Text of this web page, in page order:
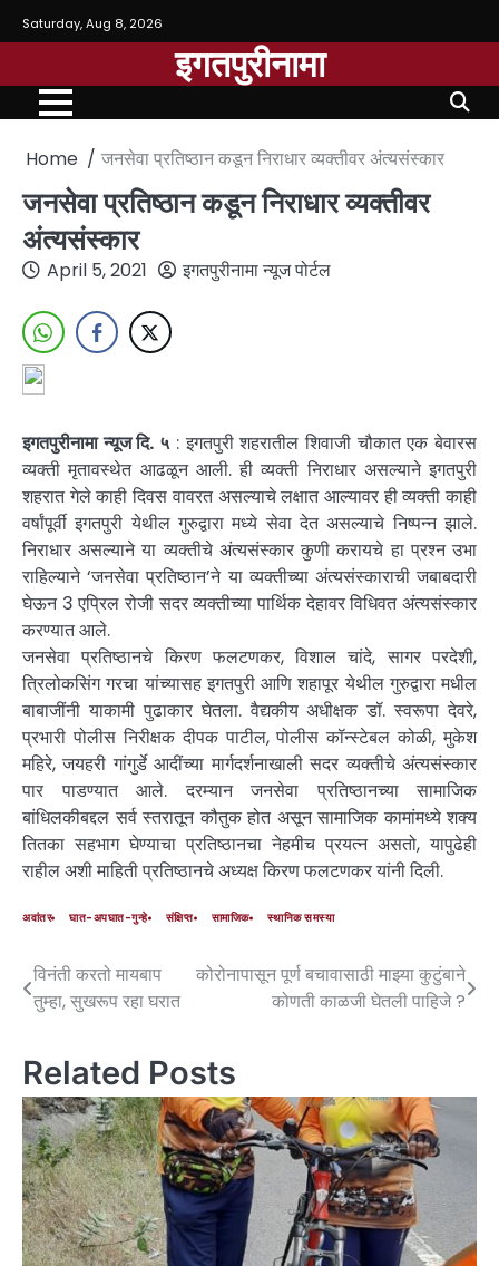
Saturday, Aug 8, 2026
इगतपुरीनामा
Home जनसेवा प्रतिष्ठान कडून निराधार व्यक्तीवर अंत्यसंस्कार
जनसेवा प्रतिष्ठान कडून निराधार व्यक्तीवर
अंत्यसंस्कार
April 5, 2021 इगतपुरीनामा न्यूज पोर्टल
इगतपुरीनामा न्यूज दि. ५: इगतपुरी शहरातील शिवाजी चौकात एक बेवारस
व्यक्ती मृतावस्थेत आढळून आली. ही व्यक्ती निराधार असल्याने इगतपुरी
शहरात गेले काही दिवस वावरत असल्याचे लक्षात आल्यावर ही व्यक्ती काही
वर्षांपूर्वी इगतपुरी येथील गुरुद्वारा मध्ये सेवा देत असल्याचे निष्पन्न झाले.
निराधार असल्याने या व्यक्तीचे अंत्यसंस्कार कुणी करायचे हा प्रश्न उभा
राहिल्याने ‘जनसेवा प्रतिष्ठान’ने या व्यक्तीच्या अंत्यसंस्काराची जबाबदारी
घेऊन 3 एप्रिल रोजी सदर व्यक्तीच्या पार्थिक देहावर विधिवत अंत्यसंस्कार
करण्यात आले.
जनसेवा प्रतिष्ठानचे किरण फलटणकर, विशाल चांदे, सागर परदेशी,
त्रिलोकसिंग गरचा यांच्यासह इगतपुरी आणि शहापूर येथील गुरुद्वारा मधील
बाबाजींनी याकामी पुढाकार घेतला. वैद्यकीय अधीक्षक डॉ. स्वरूपा देवरे,
प्रभारी पोलीस निरीक्षक दीपक पाटील, पोलीस कॉन्स्टेबल कोळी, मुकेश
महिरे, जयहरी गांगुर्डे आदींच्या मार्गदर्शनाखाली सदर व्यक्तीचे अंत्यसंस्कार
पार पाडण्यात आले. दरम्यान जनसेवा प्रतिष्ठानच्या सामाजिक
बांधिलकीबद्दल सर्व स्तरातून कौतुक होत असून सामाजिक कामांमध्ये शक्य
तितका सहभाग घेण्याचा प्रतिष्ठानचा नेहमीच प्रयत्न असतो, यापुढेही
राहील अशी माहिती प्रतिष्ठानचे अध्यक्ष किरण फलटणकर यांनी दिली.
अवांतर घात-अपघात-गुन्हे संक्षिप्त सामाजिक स्थानिक समस्या
विनंती करतो मायबाप
तुम्हा, सुखरूप रहा घरात
कोरोनापासून पूर्ण बचावासाठी माझ्या कुटुंबाने
कोणती काळजी घेतली पाहिजे ?
Related Posts